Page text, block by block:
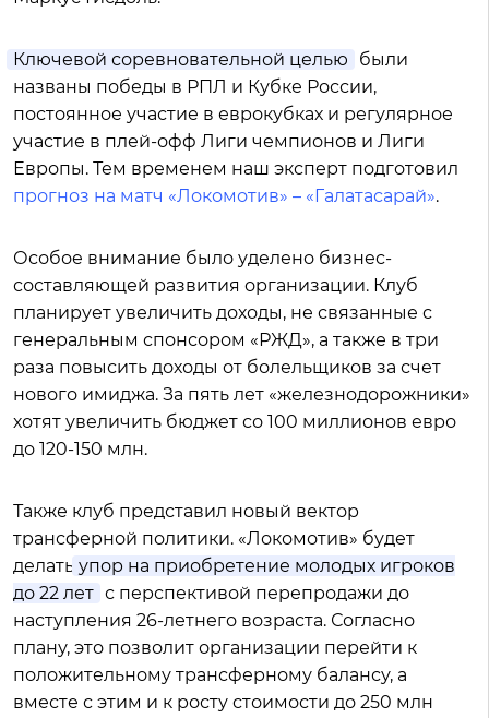
Ключевой соревновательной целью
были
названы победы в РПЛ и Кубке России,
постоянное участие в еврокубках и регулярное
участие в плей-офф Лиги чемпионов и Лиги
Европы. Тем временем наш эксперт подготовил
прогноз на матч «Локомотив» – «Галатасарай».
Особое внимание было уделено бизнес-
составляющей развития организации. Клуб
планирует увеличить доходы, не связанные с
генеральным спонсором «РЖД», а также в три
раза повысить доходы от болельщиков за счет
нового имиджа. За пять лет «железнодорожники»
хотят увеличить бюджет со 100 миллионов евро
до 120-150 млн.
Также клуб представил новый вектор
трансферной политики. «Локомотив» будет
делать упор на приобретение молодых игроков
до 22 лет с перспективой перепродажи до
наступления 26-летнего возраста. Согласно
плану, это позволит организации перейти к
положительному трансферному балансу, а
вместе с этим и к росту стоимости до 250 млн